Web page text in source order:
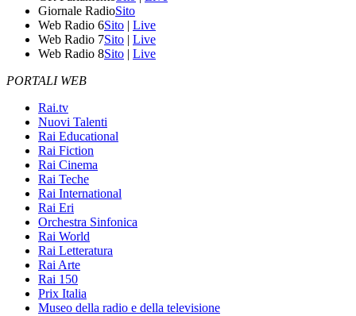
Giornale RadioSito
Web Radio 6Sito | Live
Web Radio 7Sito | Live
Web Radio 8Sito | Live
PORTALI WEB
Rai.tv
Nuovi Talenti
Rai Educational
Rai Fiction
Rai Cinema
Rai Teche
Rai International
Rai Eri
Orchestra Sinfonica
Rai World
Rai Letteratura
Rai Arte
Rai 150
Prix Italia
Museo della radio e della televisione